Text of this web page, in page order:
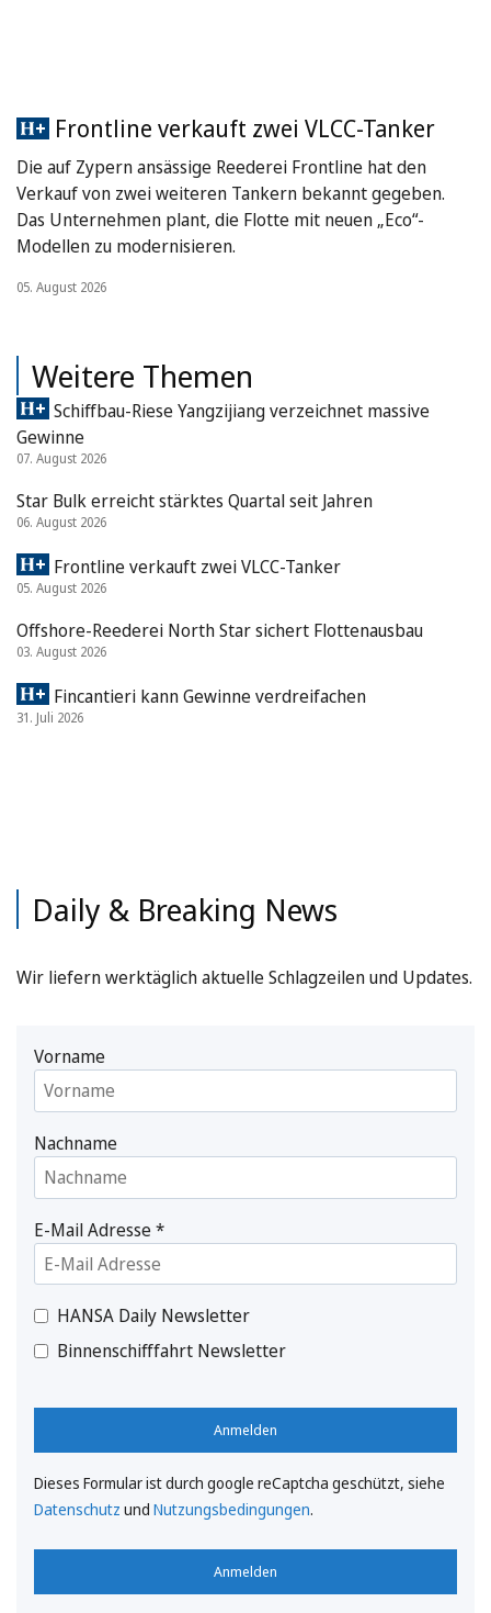
Frontline verkauft zwei VLCC-Tanker
Die auf Zypern ansässige Reederei Frontline hat den
Verkauf von zwei weiteren Tankern bekannt gegeben.
Das Unternehmen plant, die Flotte mit neuen „Eco“-
Modellen zu modernisieren.
05. August 2026
Weitere Themen
Schiffbau-Riese Yangzijiang verzeichnet massive
Gewinne
07. August 2026
Star Bulk erreicht stärktes Quartal seit Jahren
06. August 2026
Frontline verkauft zwei VLCC-Tanker
05. August 2026
Offshore-Reederei North Star sichert Flottenausbau
03. August 2026
Fincantieri kann Gewinne verdreifachen
31. Juli 2026
Daily & Breaking News
Wir liefern werktäglich aktuelle Schlagzeilen und Updates.
Vorname
Nachname
E-Mail Adresse*
HANSA Daily Newsletter
Binnenschifffahrt Newsletter
Anmelden
Dieses Formular ist durch google reCaptcha geschützt, siehe
Datenschutz und Nutzungsbedingungen.
Anmelden